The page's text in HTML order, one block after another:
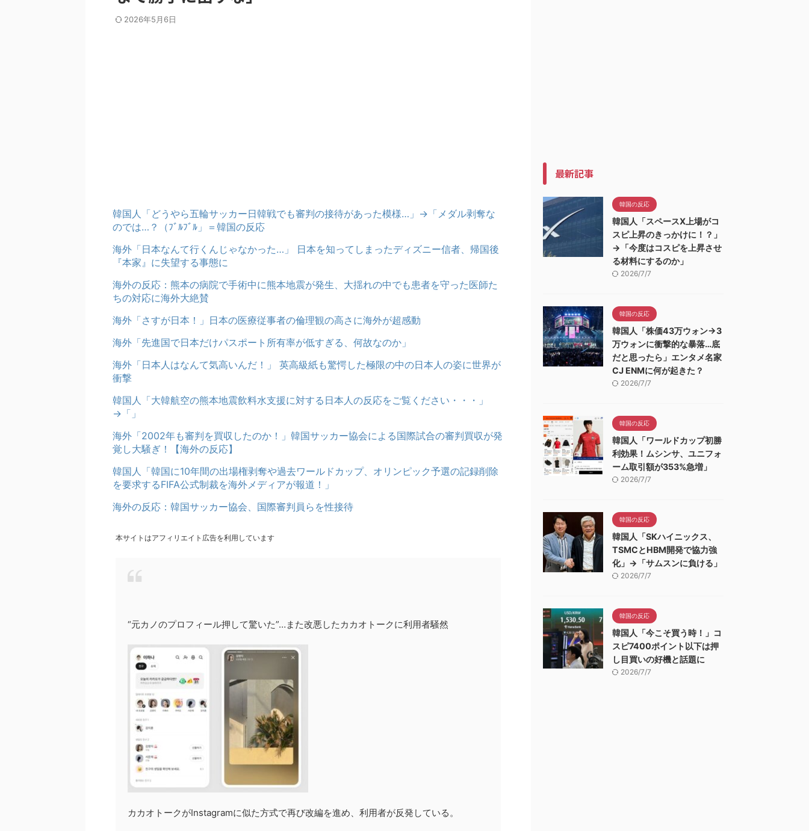
2026年5月6日
韓国人「どうやら五輪サッカー日韓戦でも審判の接待があった模様…」→「メダル剥奪な
のでは…？（ﾌﾞﾙﾌﾞﾙ」＝韓国の反応
海外「日本なんて行くんじゃなかった…」 日本を知ってしまったディズニー信者、帰国後
『本家』に失望する事態に
海外の反応：熊本の病院で手術中に熊本地震が発生、大揺れの中でも患者を守った医師た
ちの対応に海外大絶賛
海外「さすが日本！」日本の医療従事者の倫理観の高さに海外が超感動
海外「先進国で日本だけパスポート所有率が低すぎる、何故なのか」
海外「日本人はなんて気高いんだ！」 英高級紙も驚愕した極限の中の日本人の姿に世界が
衝撃
韓国人「大韓航空の熊本地震飲料水支援に対する日本人の反応をご覧ください・・・」
→「」
海外「2002年も審判を買収したのか！」韓国サッカー協会による国際試合の審判買収が発
覚し大騒ぎ！【海外の反応】
韓国人「韓国に10年間の出場権剥奪や過去ワールドカップ、オリンピック予選の記録削除
を要求するFIFA公式制裁を海外メディアが報道！」
海外の反応：韓国サッカー協会、国際審判員らを性接待
本サイトはアフィリエイト広告を利用しています
“元カノのプロフィール押して驚いた”…また改悪したカカオトークに利用者騒然
カカオトークがInstagramに似た方式で再び改編を進め、利用者が反発している。
最新記事
韓国の反応
韓国人「スペースX上場がコ
スピ上昇のきっかけに！？」
→「今度はコスピを上昇させ
る材料にするのか」
2026/7/7
韓国の反応
韓国人「株価43万ウォン→3
万ウォンに衝撃的な暴落…底
だと思ったら」エンタメ名家
CJ ENMに何が起きた？
2026/7/7
韓国の反応
韓国人「ワールドカップ初勝
利効果！ムシンサ、ユニフォ
ーム取引額が353%急増」
2026/7/7
韓国の反応
韓国人「SKハイニックス、
TSMCとHBM開発で協力強
化」→「サムスンに負ける」
2026/7/7
韓国の反応
韓国人「今こそ買う時！」コ
スピ7400ポイント以下は押
し目買いの好機と話題に
2026/7/7